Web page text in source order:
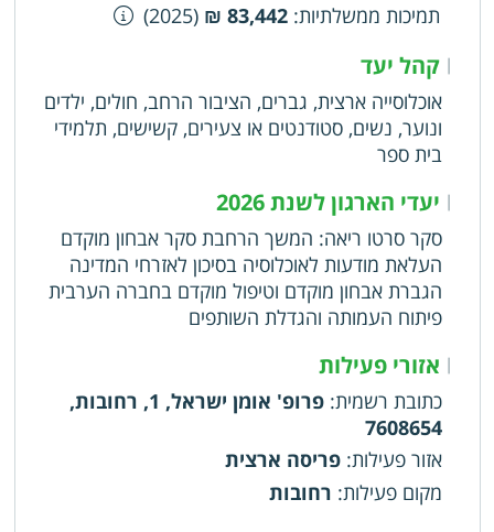
תמיכות ממשלתיות:
83,442 ₪
(2025)
|קהל יעד
אוכלוסייה ארצית, גברים, הציבור הרחב, חולים, ילדים
ונוער, נשים, סטודנטים או צעירים, קשישים, תלמידי
בית ספר
| יעדי הארגון לשנת 2026
סקר סרטו ריאה: המשך הרחבת סקר אבחון מוקדם
העלאת מודעות לאוכלוסיה בסיכון לאזרחי המדינה
הגברת אבחון מוקדם וטיפול מוקדם בחברה הערבית
פיתוח העמותה והגדלת השותפים
| אזורי פעילות
כתובת רשמית:
פרופ' אומן ישראל, 1, רחובות,
7608654
אזור פעילות: פריסה ארצית
מקום פעילות: רחובות